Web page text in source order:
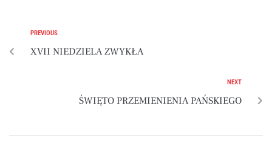
PREVIOUS
XVII NIEDZIELA ZWYKŁA
NEXT
ŚWIĘTO PRZEMIENIENIA PAŃSKIEGO